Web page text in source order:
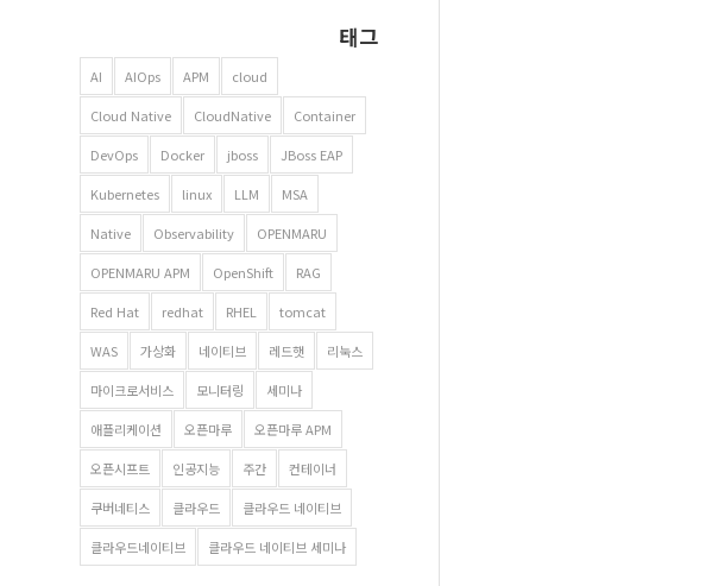
태그
AI AIOps APM cloud
Cloud Native CloudNative Container
DevOps Docker jboss JBoss EAP
Kubernetes linux LLM MSA
Native Observability OPENMARU
OPENMARU APM OpenShift RAG
Red Hat redhat RHEL tomcat
WAS 가상화 네이티브 레드햇 리눅스
마이크로서비스 모니터링 세미나
애플리케이션 오픈마루 오픈마루 APM
오픈시프트 인공지능 주간 컨테이너
쿠버네티스 클라우드 클라우드 네이티브
클라우드네이티브 클라우드 네이티브 세미나